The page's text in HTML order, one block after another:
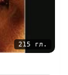
215 гл.